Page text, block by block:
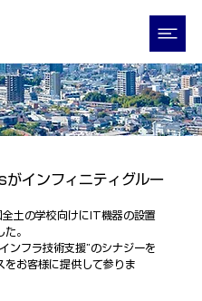
インフィニティグルー
土の学校向けにIT機器の設置
。
ンフラ技術支援”のシナジーを
をお客様に提供して参りま